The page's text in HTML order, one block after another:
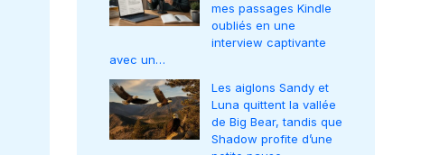
mes passages Kindle
oubliés en une
interview captivante
avec un…
Les aiglons Sandy et
Luna quittent la vallée
de Big Bear, tandis que
Shadow profite d’une